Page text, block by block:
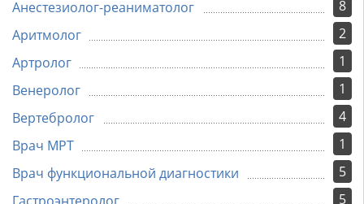
8
Анестезиолог-реаниматолог
2
Аритмолог
1
Артролог
1
Венеролог
4
Вертебролог
1
Врач МРТ
5
Врач функциональной диагностики
5